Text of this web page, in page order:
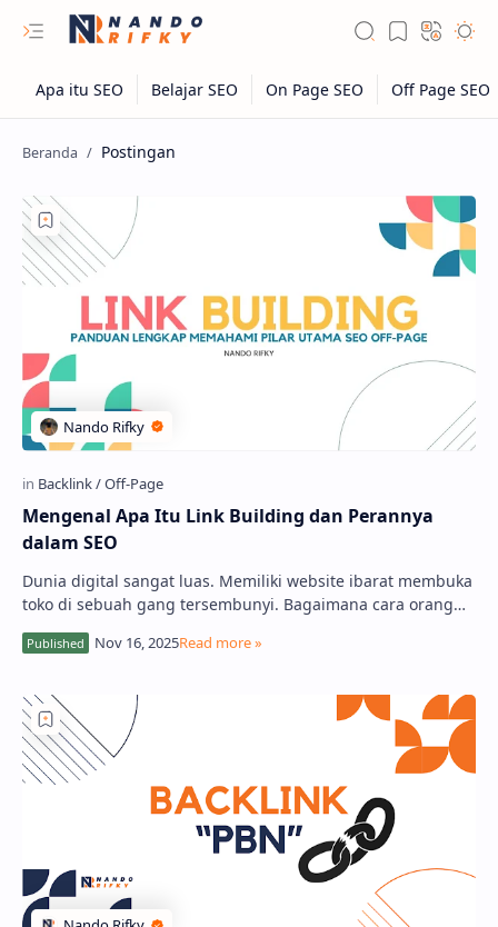
Postingan
Mengenal Apa Itu Link Building dan Perannya
dalam SEO
Dunia digital sangat luas. Memiliki website ibarat membuka
toko di sebuah gang tersembunyi. Bagaimana cara orang